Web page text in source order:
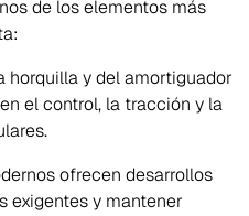
de los elementos más
horquilla y del amortiguador
el control, la tracción y la
ofrecen desarrollos
exigentes y mantener